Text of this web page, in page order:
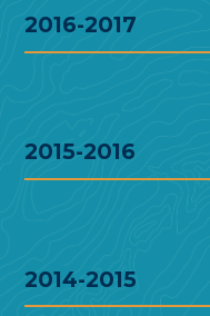
2016-2017
2015-2016
2014-2015